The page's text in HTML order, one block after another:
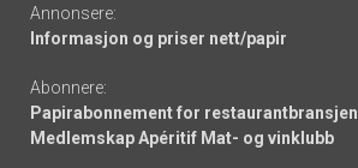
Annonsere:
Informasjon og priser nett/papir
Abonnere:
Papirabonnement for restaurantbransjen
Medlemskap Apéritif Mat- og vinklubb